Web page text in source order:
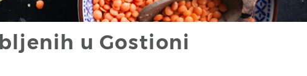
u Gostioni